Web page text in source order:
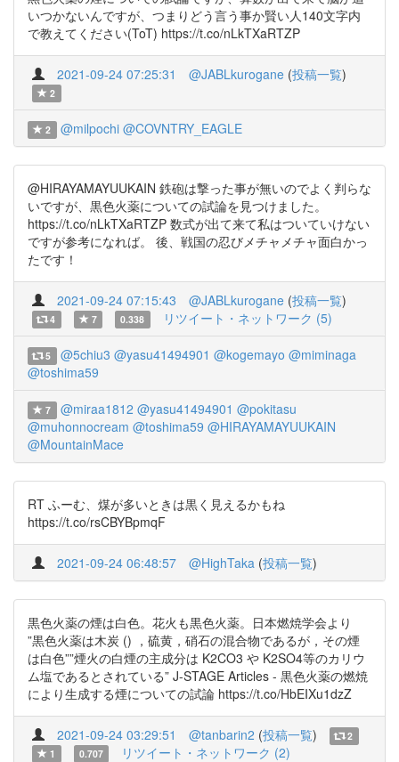
いつかないんですが、つまりどう言う事か賢い人140文字内
で教えてください(ToT) https://t.co/nLkTXaRTZP
2021-09-24 07:25:31 @JABLkurogane (投稿一覧)
2
2 @milpochi @COVNTRY_EAGLE
@HIRAYAMAYUUKAIN 鉄砲は撃った事が無いのでよく判らな
いですが、黒色火薬についての試論を見つけました。
https://t.co/nLkTXaRTZP 数式が出て来て私はついていけない
ですが参考になれば。 後、戦国の忍びメチャメチャ面白かっ
たです！
2021-09-24 07:15:43 @JABLkurogane (投稿一覧)
4 7 0.338 リツイート・ネットワーク (5)
5 @5chiu3 @yasu41494901 @kogemayo @miminaga
@toshima59
7 @miraa1812 @yasu41494901 @pokitasu
@muhonnocream @toshima59 @HIRAYAMAYUUKAIN
@MountainMace
RT ふーむ、煤が多いときは黒く見えるかもね
https://t.co/rsCBYBpmqF
2021-09-24 06:48:57 @HighTaka (投稿一覧)
黒色火薬の煙は白色。花火も黒色火薬。日本燃焼学会より
”黒色火薬は木炭 () ，硫黄，硝石の混合物であるが，その煙
は白色””煙火の白煙の主成分は K2CO3 や K2SO4等のカリウ
ム塩であるとされている” J-STAGE Articles - 黒色火薬の燃焼
により生成する煙についての試論 https://t.co/HbEIXu1dzZ
2021-09-24 03:29:51 @tanbarin2 (投稿一覧)
2
1
0.707 リツイート・ネットワーク (2)